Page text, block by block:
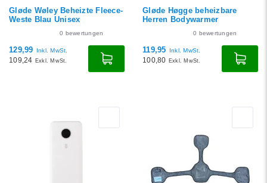
Gløde Wøley Beheizte Fleece-
Weste Blau Unisex
0 bewertungen
129,99 Inkl. MwSt.
109,24 Exkl. MwSt.
Gløde Høgge beheizbare
Herren Bodywarmer
0 bewertungen
119,95 Inkl. MwSt.
100,80 Exkl. MwSt.